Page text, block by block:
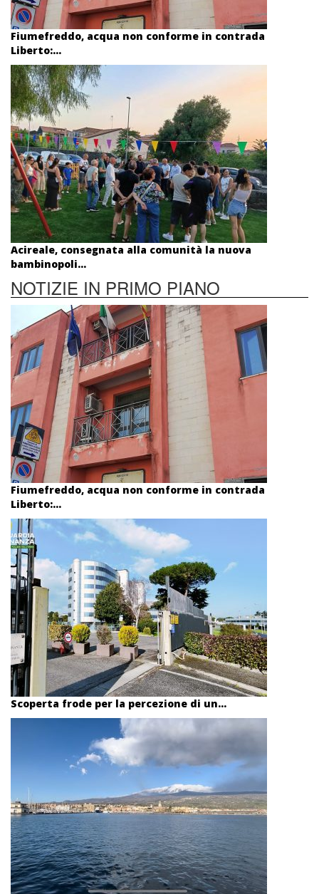
Fiumefreddo, acqua non conforme in contrada
Liberto:...
Acireale, consegnata alla comunità la nuova
bambinopoli...
NOTIZIE IN PRIMO PIANO
Fiumefreddo, acqua non conforme in contrada
Liberto:...
Scoperta frode per la percezione di un...